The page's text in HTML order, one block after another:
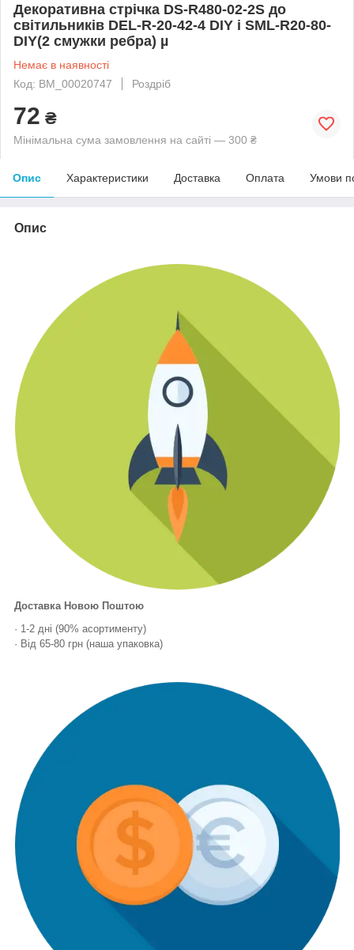
Декоративна стрічка DS-R480-02-2S до
світильників DEL-R-20-42-4 DIY і SML-R20-80-
DIY(2 смужки ребра) µ
Немає в наявності
Код: BM_00020747
Роздріб
72 ₴
Мінімальна сума замовлення на сайті — 300 ₴
Опис Характеристики Доставка Оплата Умови
Опис
Доставка Новою Поштою
· 1-2 дні (90% асортименту)
· Від 65-80 грн (наша упаковка)